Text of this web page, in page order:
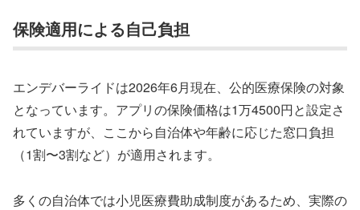
保険適用による自己負担
エンデバーライドは2026年6月現在、公的医療保険の対象
となっています。アプリの保険価格は1万4500円と設定さ
れていますが、ここから自治体や年齢に応じた窓口負担
（1割〜3割など）が適用されます。
多くの自治体では小児医療費助成制度があるため、実際の